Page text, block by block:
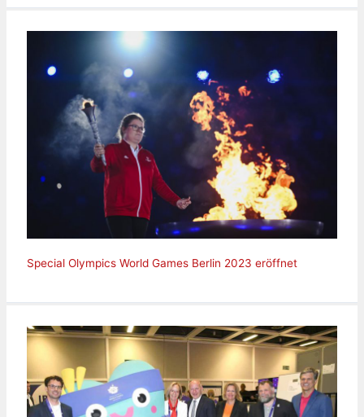
Special Olympics World Games Berlin 2023 eröffnet